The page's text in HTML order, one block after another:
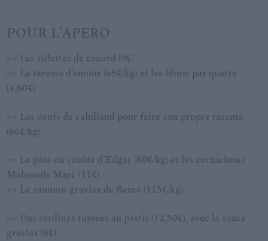
POUR L’APERO
>> Les rillettes de canard (9€)
>> Le tarama d’amour (65€/kg) et les blinis par quatre
(4,80€)
>> Les oeufs de cabillaud pour faire son propre tarama
(66€/kg)
>> Le pâté en croûte d’Edgar (80€/kg) et les cornichons
Malossols Marc (11€)
>> Le saumon gravlax de Reine (115€/kg)
>> Des sardines fumées au pastis (12,50€), avec la sauce
gravlax (8€)